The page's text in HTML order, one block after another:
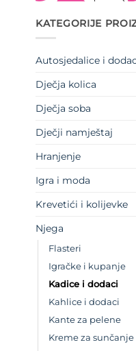
KATEGORIJE
Autosjedalice i
Dječja kolica
Dječja soba
Dječji namještaj
Hranjenje
Igra i moda
Krevetići i kolijevke
Njega
Flasteri
Igračke i kupanje
Kadice i dodaci
Kahlice i dodaci
Kante za pelene
Kreme za sunčanje